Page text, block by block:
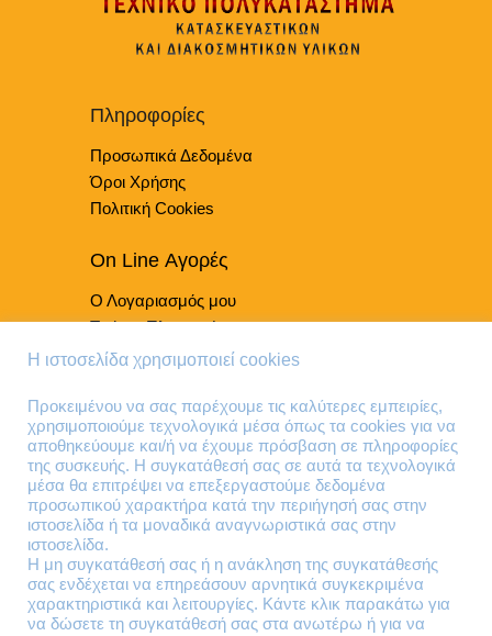
Πληροφορίες
Προσωπικά Δεδομένα
Όροι Χρήσης
Πολιτική Cookies
On Line Αγορές
Ο Λογαριασμός μου
Τρόποι Πληρωμής
Τρόποι Παράδοσης
Τηλέφωνα Επικοινωνίας
210 41 13 636
210 41 13 280
Διεύθυνση
Θηβών 220
Άγιος Ιωάννης
Η ιστοσελίδα χρησιμοποιεί cookies
Προκειμένου να σας παρέχουμε τις καλύτερες εμπειρίες,
χρησιμοποιούμε τεχνολογικά μέσα όπως τα cookies για να
αποθηκεύουμε και/ή να έχουμε πρόσβαση σε πληροφορίες
της συσκευής. Η συγκατάθεσή σας σε αυτά τα τεχνολογικά
μέσα θα επιτρέψει να επεξεργαστούμε δεδομένα
προσωπικού χαρακτήρα κατά την περιήγησή σας στην
ιστοσελίδα ή τα μοναδικά αναγνωριστικά σας στην
ιστοσελίδα.
Η μη συγκατάθεσή σας ή η ανάκληση της συγκατάθεσής
σας ενδέχεται να επηρεάσουν αρνητικά συγκεκριμένα
χαρακτηριστικά και λειτουργίες. Κάντε κλικ παρακάτω για
να δώσετε τη συγκατάθεσή σας στα ανωτέρω ή για να